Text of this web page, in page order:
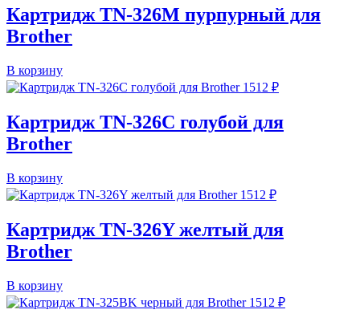
Картридж TN-326M пурпурный для
Brother
В корзину
1512 ₽
Картридж TN-326C голубой для
Brother
В корзину
1512 ₽
Картридж TN-326Y желтый для
Brother
В корзину
1512 ₽